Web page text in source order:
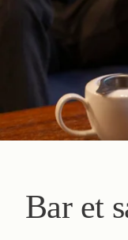
Bar et